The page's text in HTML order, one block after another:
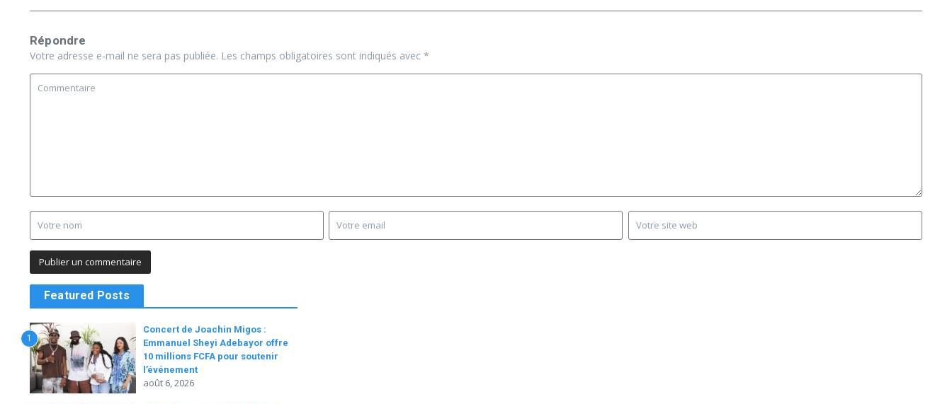
Répondre
Votre adresse e-mail ne sera pas publiée. Les champs obligatoires sont indiqués avec *
Featured Posts
1
Concert de Joachin Migos :
Emmanuel Sheyi Adebayor offre
10 millions FCFA pour soutenir
l’événement
août 6, 2026